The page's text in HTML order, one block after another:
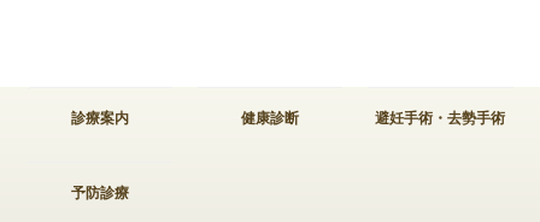
診療案内 健康診断 避妊手術・去勢手術
予防診療